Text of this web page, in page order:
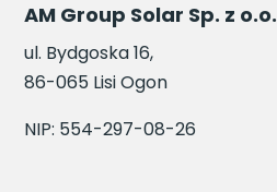
AM Group Solar Sp. z o.o.
ul. Bydgoska 16,
86-065 Lisi Ogon
NIP: 554-297-08-26